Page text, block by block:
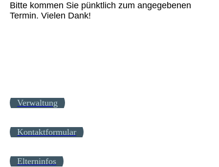
Bitte kommen Sie pünktlich zum angegebenen
Termin. Vielen Dank!
Verwaltung
Kontaktformular
Elterninfos